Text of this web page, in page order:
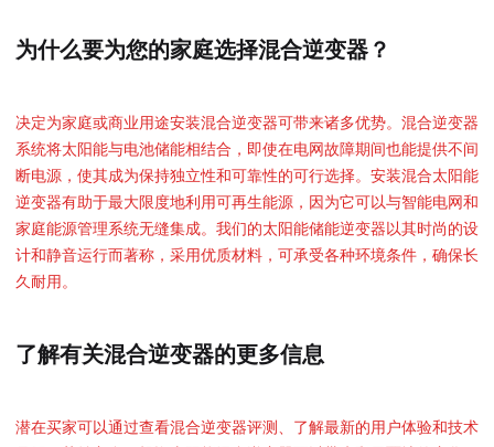
为什么要为您的家庭选择混合逆变器？
决定为家庭或商业用途安装混合逆变器可带来诸多优势。混合逆变器
系统将太阳能与电池储能相结合，即使在电网故障期间也能提供不间
断电源，使其成为保持独立性和可靠性的可行选择。安装混合太阳能
逆变器有助于最大限度地利用可再生能源，因为它可以与智能电网和
家庭能源管理系统无缝集成。我们的太阳能储能逆变器以其时尚的设
计和静音运行而著称，采用优质材料，可承受各种环境条件，确保长
久耐用。
了解有关混合逆变器的更多信息
潜在买家可以通过查看混合逆变器评测、了解最新的用户体验和技术